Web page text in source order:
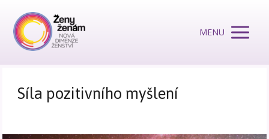
MENU
Síla pozitivního myšlení